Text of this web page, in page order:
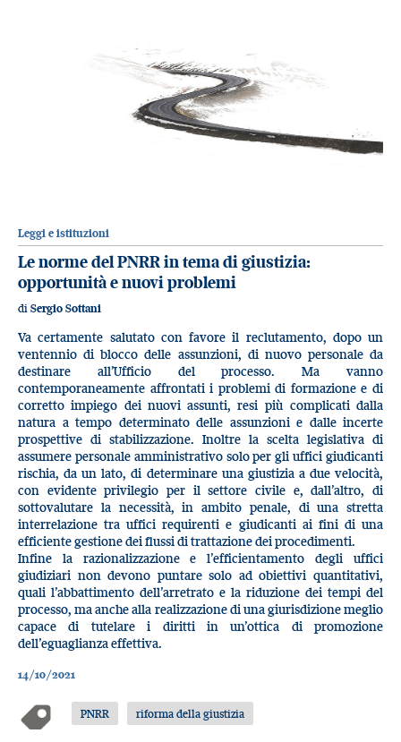
Leggi e istituzioni
Le norme del PNRR in tema di giustizia:
opportunità e nuovi problemi
di Sergio Sottani
Va certamente salutato con favore il reclutamento, dopo un
ventennio di blocco delle assunzioni, di nuovo personale da
destinare all’Ufficio del processo. Ma vanno
contemporaneamente affrontati i problemi di formazione e di
corretto impiego dei nuovi assunti, resi più complicati dalla
natura a tempo determinato delle assunzioni e dalle incerte
prospettive di stabilizzazione. Inoltre la scelta legislativa di
assumere personale amministrativo solo per gli uffici giudicanti
rischia, da un lato, di determinare una giustizia a due velocità,
con evidente privilegio per il settore civile e, dall’altro, di
sottovalutare la necessità, in ambito penale, di una stretta
interrelazione tra uffici requirenti e giudicanti ai fini di una
efficiente gestione dei flussi di trattazione dei procedimenti.
Infine la razionalizzazione e l’efficientamento degli uffici
giudiziari non devono puntare solo ad obiettivi quantitativi,
quali l’abbattimento dell’arretrato e la riduzione dei tempi del
processo, ma anche alla realizzazione di una giurisdizione meglio
capace di tutelare i diritti in un’ottica di promozione
dell’eguaglianza effettiva.
14/10/2021
PNRR riforma della giustizia